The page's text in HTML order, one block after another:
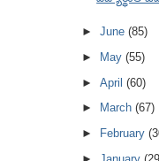
►June(85)
►
May(55)
►April(60)
►
March(67)
►
February